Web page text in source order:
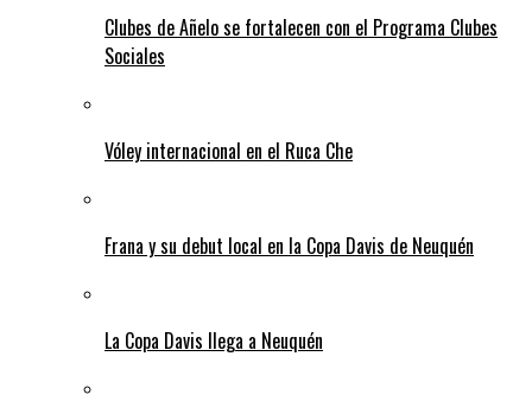
Clubes de Añelo se fortalecen con el Programa Clubes
Sociales
Vóley internacional en el Ruca Che
Frana y su debut local en la Copa Davis de Neuquén
La Copa Davis llega a Neuquén